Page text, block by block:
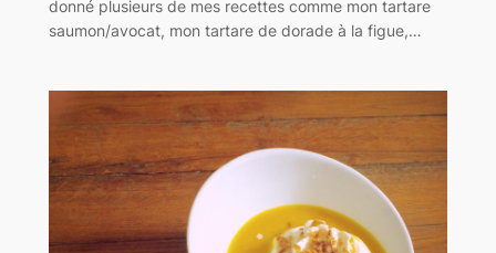
donné plusieurs de mes recettes comme mon tartare
saumon/avocat, mon tartare de dorade à la figue,…